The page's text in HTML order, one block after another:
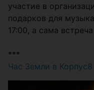
участие в
подарков для
17:00, а сама
***
Час Земли в Корпус8